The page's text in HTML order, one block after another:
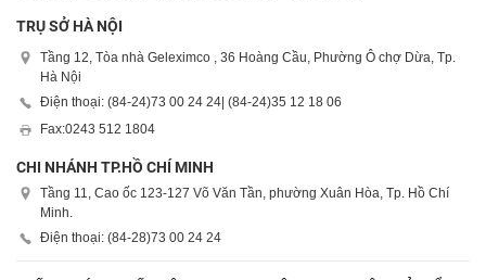
TRỤ SỞ HÀ NỘI
Tầng 12, Tòa nhà Geleximco , 36 Hoàng Cầu, Phường Ô chợ Dừa, Tp.
Hà Nội
Điện thoại: (84-24)73 00 24 24 | (84-24)35 12 18 06
Fax:0243 512 1804
CHI NHÁNH TP.HỒ CHÍ MINH
Tầng 11, Cao ốc 123-127 Võ Văn Tần, phường Xuân Hòa, Tp. Hồ Chí
Minh.
Điện thoại: (84-28)73 00 24 24